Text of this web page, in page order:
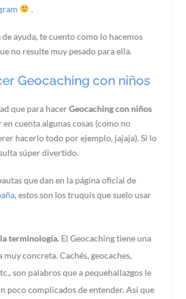
.
de ayuda, te cuento como lo hacemos
no resulte muy pesado para ella.
Geocaching con niños
que para hacerGeocaching con niños
cuenta algunas cosas (como no
hacerlo todo por ejemplo, jajaja). Si lo
súper divertido.
que dan en la página oficial de
, estos son los truquis que suelo usar
terminología. El Geocaching tiene una
concreta. Cachés, geocaches,
son palabros que a pequehallazgos le
poco complicados de entender. Así que